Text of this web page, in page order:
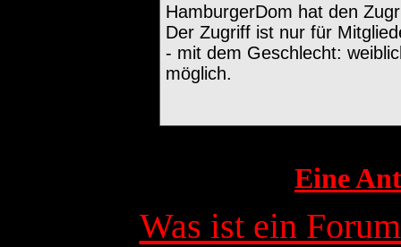
HamburgerDom hat den
Der Zugriff ist nur für
- mit dem Geschlecht:
möglich.
Eine
Was ist ein